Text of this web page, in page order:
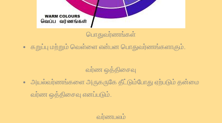
பொதுவர்ணங்கள்
கறுப்பு மற்றும் வெள்ளை என்பன பொதுவர்ணங்களாகும்.
வர்ண ஒத்திசைவு
அயல்வர்ணங்களை அருகருகே தீட்டும்போது ஏற்படும் தன்மை
வர்ண ஒத்திசைவு எனப்படும்.
வர்ணபலம்